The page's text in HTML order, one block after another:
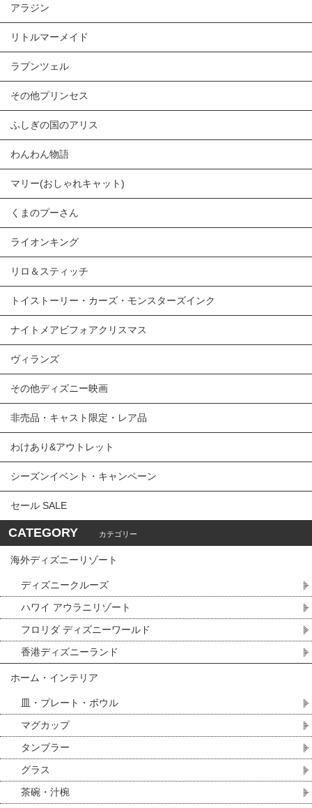
アラジン
リトルマーメイド
ラプンツェル
その他プリンセス
ふしぎの国のアリス
わんわん物語
マリー(おしゃれキャット)
くまのプーさん
ライオンキング
リロ＆スティッチ
トイストーリー・カーズ・モンスターズインク
ナイトメアビフォアクリスマス
ヴィランズ
その他ディズニー映画
非売品・キャスト限定・レア品
わけあり&アウトレット
シーズンイベント・キャンペーン
セール SALE
CATEGORY カテゴリー
海外ディズニーリゾート
ディズニークルーズ
ハワイ アウラニリゾート
フロリダ ディズニーワールド
香港ディズニーランド
ホーム・インテリア
皿・プレート・ボウル
マグカップ
タンブラー
グラス
茶碗・汁椀